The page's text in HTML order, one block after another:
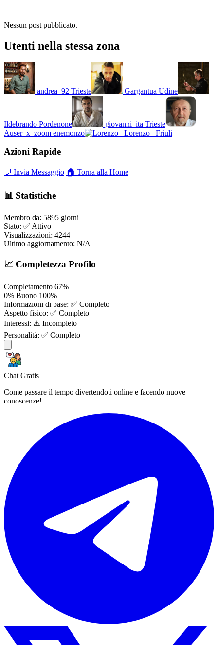
Nessun post pubblicato.
Utenti nella stessa zona
andrea_92 Trieste Gargantua Udine
Ildebrando Pordenone giovanni_ita Trieste
Auser_x_zoom enemonzo Lorenzo_ Friuli
Azioni Rapide
💬 Invia Messaggio 🏠 Torna alla Home
📊 Statistiche
Membro da: 5895 giorni
Stato: ✅ Attivo
Visualizzazioni: 4244
Ultimo aggiornamento: N/A
📈 Completezza Profilo
Completamento 67%
0% Buono 100%
Informazioni di base: ✅ Completo
Aspetto fisico: ✅ Completo
Interessi: ⚠️ Incompleto
Personalità: ✅ Completo
Chat Gratis
Come passare il tempo divertendoti online e facendo nuove
conoscenze!